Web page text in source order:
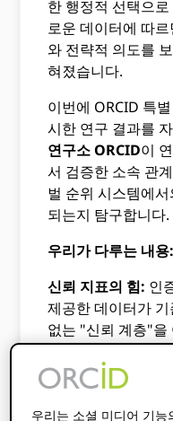
한 행정적 선택으
로운 데이터에 따
와 전략적 의도를
혀졌습니다.
이번에 ORCID 특
시한 연구 결과를
연구소ORCID이
서 검증한 소속 관
벌 순위 시스템에
되는지 탐구합니다.
우리가 다루는 내용:
신뢰 지표의 힘: 인
제공한 데이터가
없는 "신뢰 계층"을
다.
글로벌 분석 및 동향:
석한 결과는 다음
우리는 소셜 미디어 기